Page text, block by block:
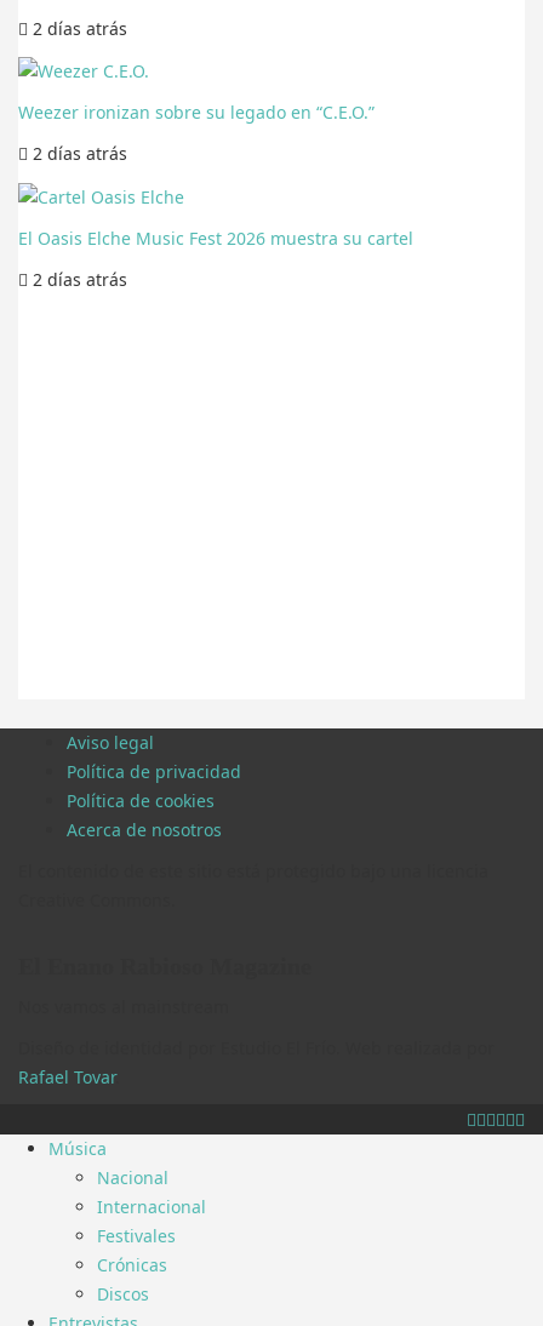
2 días atrás
Weezer ironizan sobre su legado en “C.E.O.”
2 días atrás
El Oasis Elche Music Fest 2026 muestra su cartel
2 días atrás
Aviso legal
Política de privacidad
Política de cookies
Acerca de nosotros
Rafael Tovar.
Música
Nacional
Internacional
Festivales
Crónicas
Discos